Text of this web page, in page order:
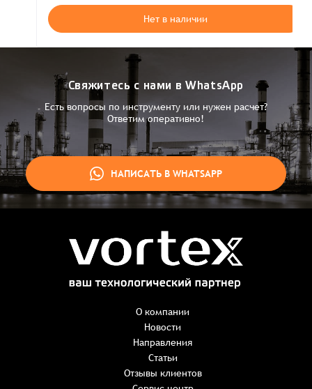
Заказать презентацию
Заказ успешно оформлен
Спасибо, что выбрали нас! Менеджер свяжется с Вами в
Нет в наличии
Свяжитесь с нами в WhatsApp
Есть вопросы по инструменту или нужен расчет?
Ответим оперативно!
НАПИСАТЬ В WHATSAPP
О компании
Новости
Направления
Статьи
Отзывы клиентов